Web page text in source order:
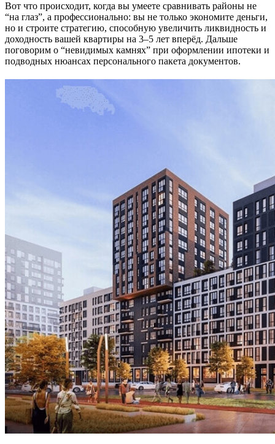
Вот что происходит, когда вы умеете сравнивать районы не
“на глаз”, а профессионально: вы не только экономите деньги,
но и строите стратегию, способную увеличить ликвидность и
доходность вашей квартиры на 3–5 лет вперёд. Дальше
поговорим о “невидимых камнях” при оформлении ипотеки и
подводных нюансах персонального пакета документов.